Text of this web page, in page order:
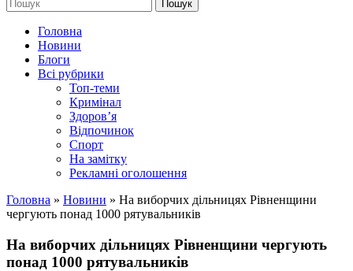
Головна
Новини
Блоги
Всі рубрики
Топ-теми
Кримінал
Здоров’я
Відпочинок
Спорт
На замітку
Рекламні оголошення
Головна » Новини » На виборчих дільницях Рівненщини
чергують понад 1000 рятувальників
На виборчих дільницях Рівненщини чергують
понад 1000 рятувальників